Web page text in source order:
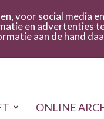
ONLINE
voor social media
en advertenties
aan de hand